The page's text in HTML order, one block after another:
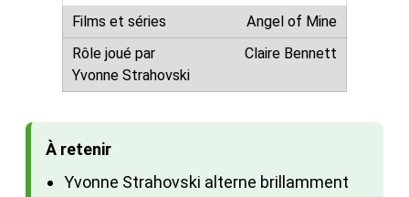
Angel of Mine
Claire Bennett
À retenir
Yvonne Strahovski alterne brillamment